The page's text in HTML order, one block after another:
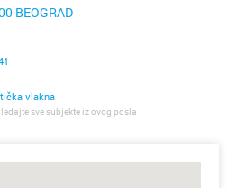
BEOGRAD
vlakna
sve subjekte iz ovog posla